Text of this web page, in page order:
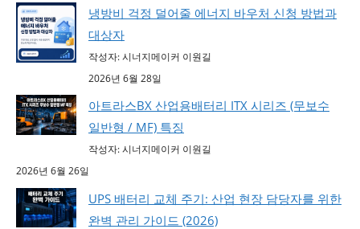
냉방비 걱정 덜어줄 에너지 바우처 신청 방법과
대상자
작성자: 시너지메이커 이원길
2026년 6월 28일
아트라스BX 산업용배터리 ITX 시리즈 (무보수
일반형 / MF) 특징
작성자: 시너지메이커 이원길
2026년 6월 26일
UPS 배터리 교체 주기: 산업 현장 담당자를 위한
완벽 관리 가이드 (2026)